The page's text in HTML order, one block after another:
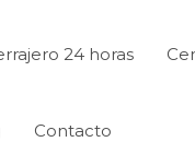
24 horas
Contacto